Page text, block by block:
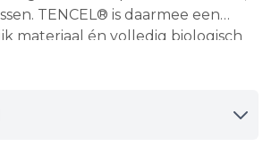
TENCEL® is daarmee een
materiaal én volledig biologisch
Tencel heeft het Europese
zijn milieuvriendelijke